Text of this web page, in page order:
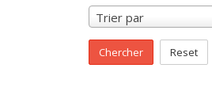
Trier par
Chercher Reset